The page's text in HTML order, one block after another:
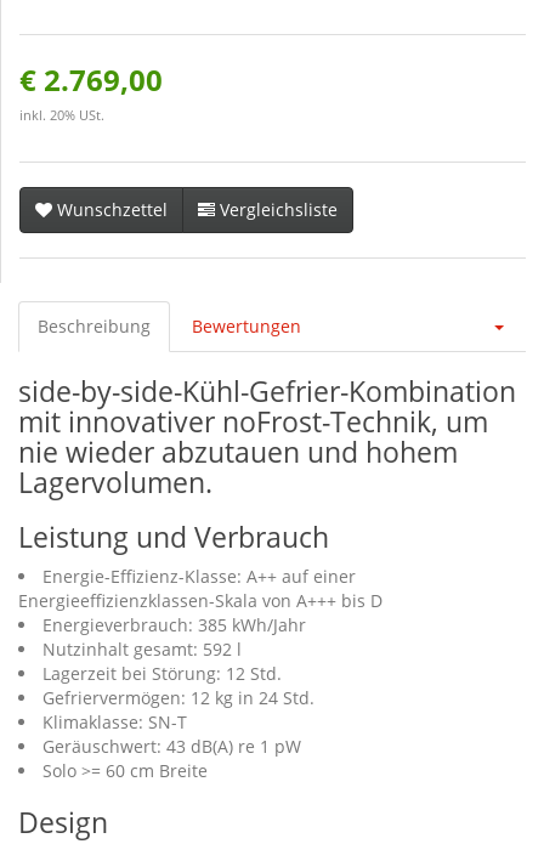
€ 2.769,00
inkl. 20% USt.
Wunschzettel Vergleichsliste
Beschreibung Bewertungen
side-by-side-Kühl-Gefrier-Kombination
mit innovativer noFrost-Technik, um
nie wieder abzutauen und hohem
Lagervolumen.
Leistung und Verbrauch
Energie-Effizienz-Klasse: A++ auf einer
Energieeffizienzklassen-Skala von A+++ bis D
Energieverbrauch: 385 kWh/Jahr
Nutzinhalt gesamt: 592 l
Lagerzeit bei Störung: 12 Std.
Gefriervermögen: 12 kg in 24 Std.
Klimaklasse: SN-T
Geräuschwert: 43 dB(A) re 1 pW
Solo >= 60 cm Breite
Design